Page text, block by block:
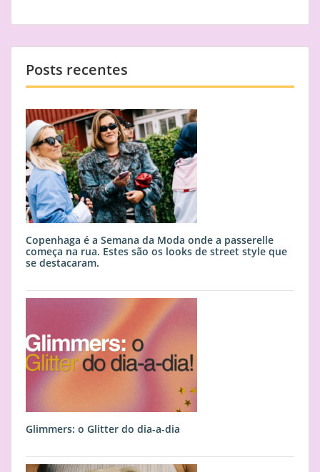
Posts recentes
Copenhaga é a Semana da Moda onde a passerelle
começa na rua. Estes são os looks de street style que
se destacaram.
Glimmers: o Glitter do dia-a-dia